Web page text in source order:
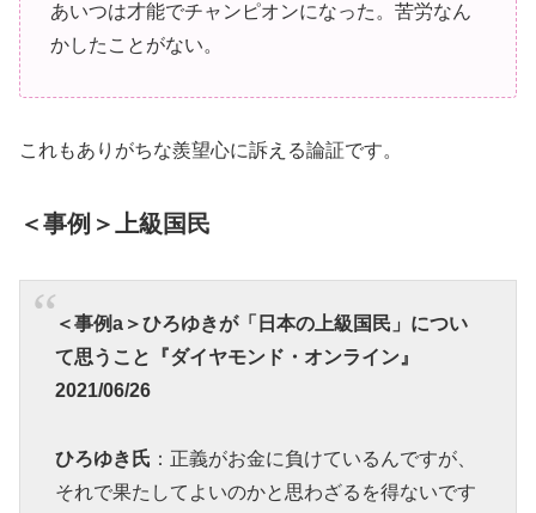
あいつは才能でチャンピオンになった。苦労なん
かしたことがない。
これもありがちな羨望心に訴える論証です。
＜事例＞上級国民
＜事例a＞ひろゆきが「日本の上級国民」につい
て思うこと『ダイヤモンド・オンライン』
2021/06/26
ひろゆき氏 ：正義がお金に負けているんですが、
それで果たしてよいのかと思わざるを得ないです